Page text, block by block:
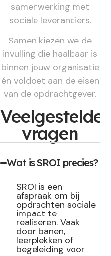
samenwerking met
sociale leveranciers.
Samen kiezen we de
invulling die haalbaar is
binnen jouw organisatie
én voldoet aan de eisen
van de opdrachtgever.
Veelgestelde
vragen
Wat is SROI precies?
SROI is een
afspraak om bij
opdrachten sociale
impact te
realiseren. Vaak
door banen,
leerplekken of
begeleiding voor